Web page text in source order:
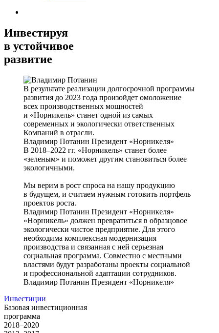
Инвестируя
в устойчивое
развитие
В результате реализации долгосрочной программы
развития до 2023 года произойдет омоложение
всех производственных мощностей
и «Норникель» станет одной из самых
современных и экологически ответственных
Компаний в отрасли.
Владимир Потанин Президент «Норникеля»
В 2018–2022 гг. «Норникель» станет более
«зеленым» и поможет другим становиться более
экологичными.
Мы верим в рост спроса на нашу продукцию
в будущем, и считаем нужным готовить портфель
проектов роста.
Владимир Потанин Президент «Норникеля»
«Норникель» должен превратиться в образцовое
экологически чистое предприятие. Для этого
необходима комплексная модернизация
производства и связанная с ней серьезная
социальная программа. Совместно с местными
властями будут разработаны проекты социальной
и профессиональной адаптации сотрудников.
Владимир Потанин Президент «Норникеля»
Инвестиции
Базовая инвестиционная
программа
2018–2020